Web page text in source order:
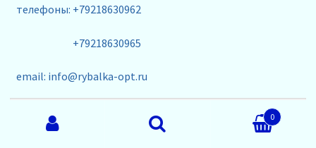
телефоны: +79218630962
+79218630965
email: info@rybalka-opt.ru
0